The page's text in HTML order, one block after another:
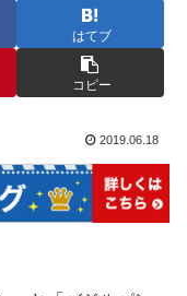
はてブ
コピー
2019.06.18